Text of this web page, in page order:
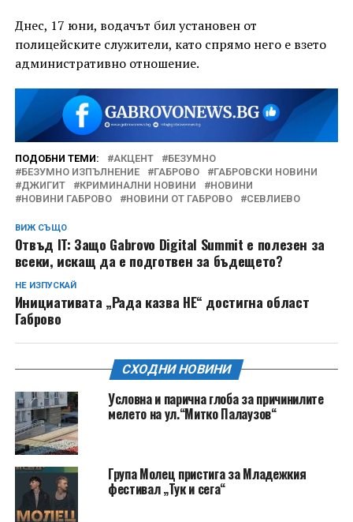
Днес, 17 юни, водачът бил установен от
полицейските служители, като спрямо него е взето
административно отношение.
ПОДОБНИ ТЕМИ: АКЦЕНТ
БЕЗУМНО
БЕЗУМНО ИЗПЪЛНЕНИЕ
ГАБРОВО
ГАБРОВСКИ НОВИНИ
ДЖИГИТ
КРИМИНАЛНИ НОВИНИ
НОВИНИ
НОВИНИ ГАБРОВО
НОВИНИ ОТ ГАБРОВО СЕВЛИЕВО
ВИЖ СЪЩО
Отвъд IT: Защо Gabrovo Digital Summit е полезен за
всеки, искащ да е подготвен за бъдещето?
НЕ ИЗПУСКАЙ
Инициативата „Рада казва НЕ“ достигна област
Габрово
СХОДНИ НОВИНИ
Условна и парична глоба за причинилите
мелето на ул.“Митко Палаузов“
Група Молец пристига за Младежкия
фестивал „Тук и сега“